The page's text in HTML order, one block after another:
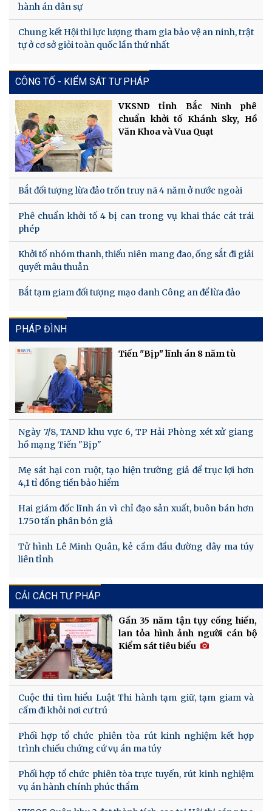
hành án dân sự
Chung kết Hội thi lực lượng tham gia bảo vệ an ninh, trật
tự ở cơ sở giỏi toàn quốc lần thứ nhất
CÔNG TỐ - KIỂM SÁT TƯ PHÁP
VKSND tỉnh Bắc Ninh phê
chuẩn khởi tố Khánh Sky, Hồ
Văn Khoa và Vua Quạt
Bắt đối tượng lừa đảo trốn truy nã 4 năm ở nước ngoài
Phê chuẩn khởi tố 4 bị can trong vụ khai thác cát trái
phép
Khởi tố nhóm thanh, thiếu niên mang đao, ống sắt đi giải
quyết mâu thuẫn
Bắt tạm giam đối tượng mạo danh Công an để lừa đảo
PHÁP ĐÌNH
Tiến "Bịp" lĩnh án 8 năm tù
Ngày 7/8, TAND khu vực 6, TP Hải Phòng xét xử giang
hồ mạng Tiến "Bịp"
Mẹ sát hại con ruột, tạo hiện trường giả để trục lợi hơn
4,1 tỉ đồng tiền bảo hiểm
Hai giám đốc lĩnh án vì chỉ đạo sản xuất, buôn bán hơn
1.750 tấn phân bón giả
Tử hình Lê Minh Quân, kẻ cầm đầu đường dây ma túy
liên tỉnh
CẢI CÁCH TƯ PHÁP
Gần 35 năm tận tụy cống hiến,
lan tỏa hình ảnh người cán bộ
Kiểm sát tiêu biểu
Cuộc thi tìm hiểu Luật Thi hành tạm giữ, tạm giam và
cấm đi khỏi nơi cư trú
Phối hợp tổ chức phiên tòa rút kinh nghiệm kết hợp
trình chiếu chứng cứ vụ án ma túy
Phối hợp tổ chức phiên tòa trực tuyến, rút kinh nghiệm
vụ án hành chính phúc thẩm